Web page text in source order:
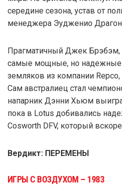
середине сезона, устав от
менеджера Эудженио
Прагматичный Джек Брэбэм,
самые мощные, но надежные
земляков из компании
Сам австралиец стал
напарник Дэнни Хьюм
пока в Lotus добивались
Cosworth DFV, который
Вердикт: ПЕРЕМЕНЫ
ИГРЫ С ВОЗДУХОМ – 1983